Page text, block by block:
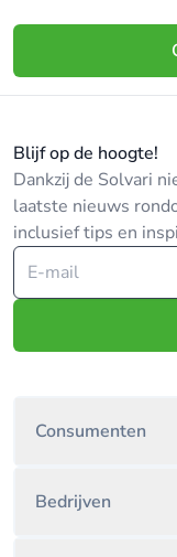
Blijf op de hoogte!
Dankzij de Solvari
laatste nieuws
inclusief tips en
Consumenten
Bedrijven